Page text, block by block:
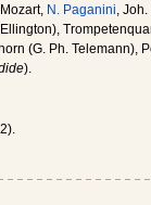
N. Paganini,
(G. Ph. Telemann),
).